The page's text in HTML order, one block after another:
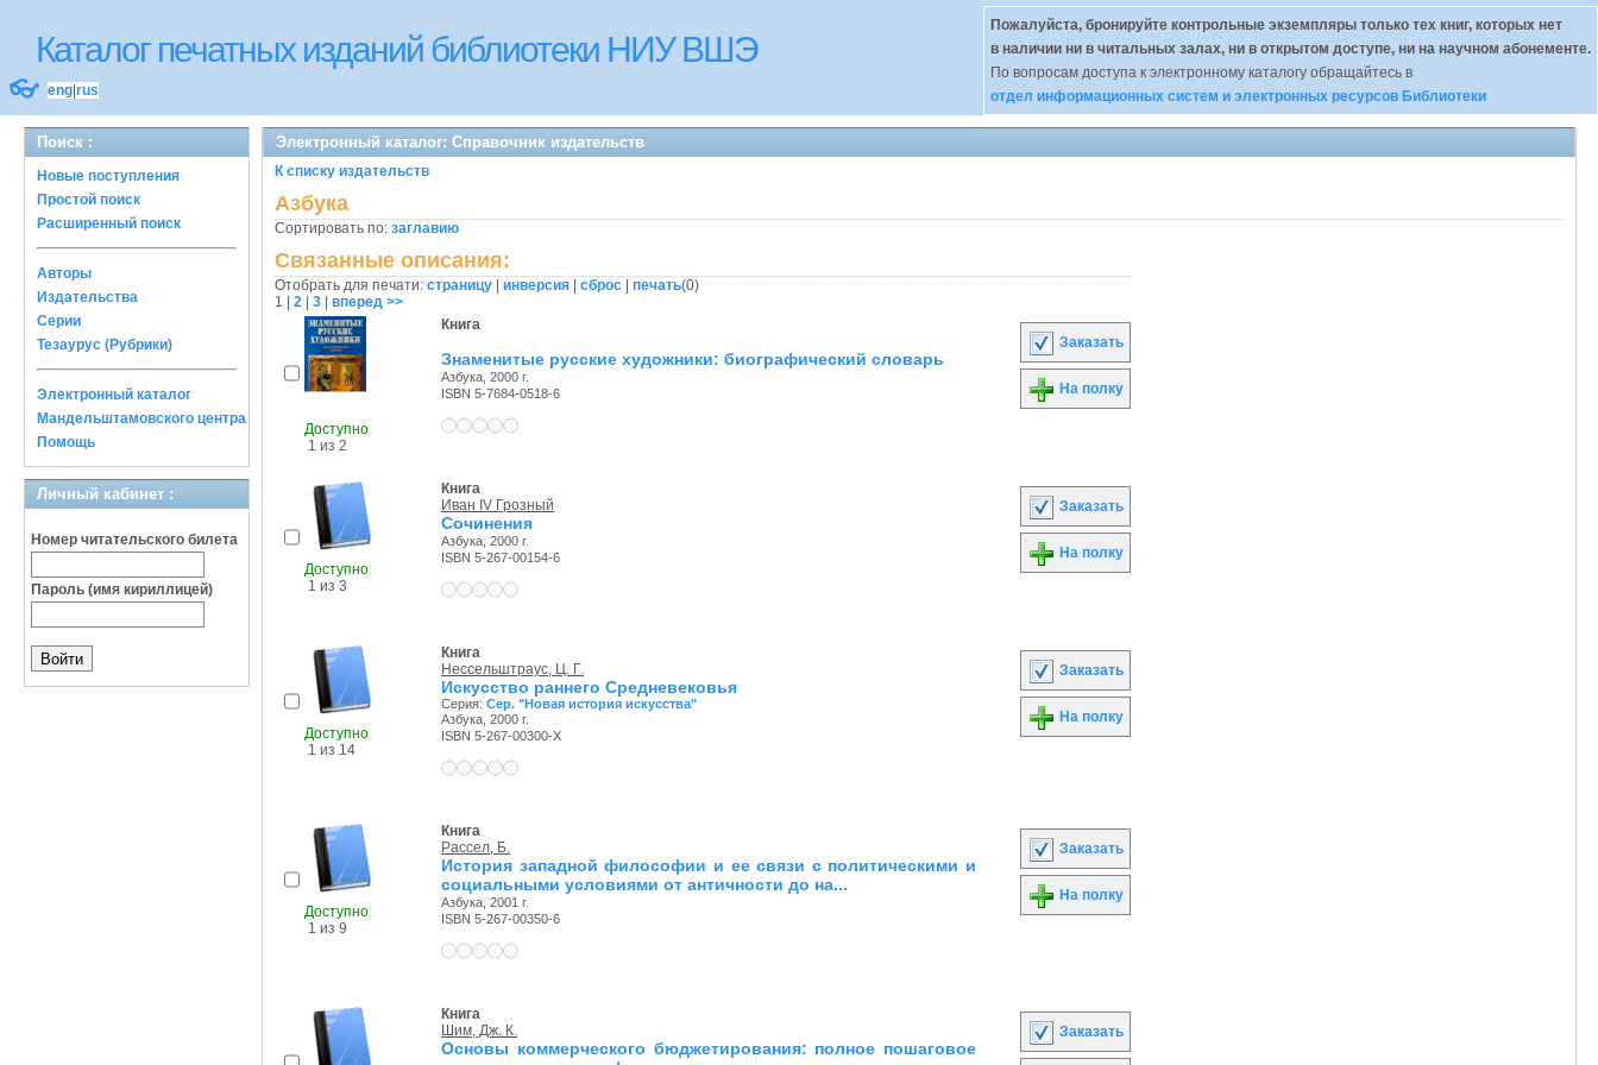
Каталог печатных изданий библиотеки НИУ ВШЭ
👓 eng rus
Пожалуйста, бронируйте контрольные экземпляры только тех книг, которых нет
в наличии ни в читальных залах, ни в открытом доступе, ни на научном абонементе.
По вопросам доступа к электронному каталогу обращайтесь в
отдел информационных систем и электронных ресурсов Библиотеки
Поиск :
Новые поступления
Простой поиск
Расширенный поиск
Авторы
Издательства
Серии
Тезаурус (Рубрики)
Электронный каталог
Мандельштамовского центра
Помощь
Личный кабинет :
Номер читательского билета
Пароль (имя кириллицей)
Электронный каталог: Справочник издательств
К списку издательств
Азбука
Сортировать по: заглавию
Связанные описания:
Отобрать для печати: страницу инверсия сброс печать(0)
1
2 3 вперед >>
Доступно
1 из 2
Книга
Знаменитые русские художники: биографический словарь
Азбука, 2000 г.
ISBN 5-7684-0518-6
Заказать
На полку
Доступно
1 из 3
Книга
Иван IV Грозный
Сочинения
Азбука, 2000 г.
ISBN 5-267-00154-6
Заказать
На полку
Доступно
1 из 14
Книга
Нессельштраус, Ц. Г.
Искусство раннего Средневековья
Серия: Сер. "Новая история искусства"
Азбука, 2000 г.
ISBN 5-267-00300-X
Заказать
На полку
Доступно
1 из 9
Книга
Рассел, Б.
История западной философии и ее связи с политическими и
социальными условиями от античности до на...
Азбука, 2001 г.
ISBN 5-267-00350-6
Заказать
На полку
Книга
Шим, Дж. К.
Основы коммерческого бюджетирования: полное пошаговое
Заказать